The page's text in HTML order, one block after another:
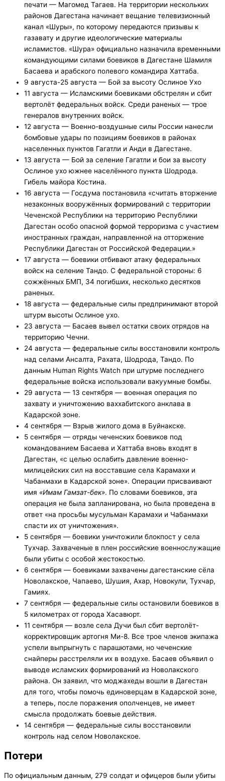
печати — Магомед Тагаев. На территории нескольких
районов Дагестана начинает вещание телевизионный
канал «Шуры», по которому передаются призывы к
газавату и другие идеологические материалы
исламистов. «Шура» официально назначила временными
командующими силами боевиков в Дагестане Шамиля
Басаева и арабского полевого командира Хаттаба.
9 августа-25 августа — Бой за высоту Ослиное Ухо
11 августа — Исламскими боевиками обстрелян и сбит
вертолёт федеральных войск. Среди раненых — трое
генералов внутренних войск.
12 августа — Военно-воздушные силы России нанесли
бомбовые удары по позициям боевиков в районах
населенных пунктов Гагатли и Анди в Дагестане.
13 августа — Бой за селение Гагатли и бои за высоту
Ослиное ухо южнее населённого пункта Шодрода.
Гибель майора Костина.
16 августа — Госдума постановила «считать вторжение
незаконных вооружённых формирований с территории
Чеченской Республики на территорию Республики
Дагестан особо опасной формой терроризма с участием
иностранных граждан, направленной на отторжение
Республики Дагестан от Российской Федерации.»
17 августа — боевики отбивают атаку федеральных
войск на селение Тандо. С федеральной стороны: 6
сожжённых БМП, 34 погибших, несколько десятков
раненых.
18 августа — федеральные силы предпринимают второй
штурм высоты Ослиное ухо.
23 августа — Басаев вывел остатки своих отрядов на
территорию Чечни.
24 августа — федеральные силы восстановили контроль
над селами Ансалта, Рахата, Шодрода, Тандо. По
данным Human Rights Watch при штурме последнего
федеральные войска использовали вакуумные бомбы.
29 августа — 13 сентября — военная операция по
захвату и уничтожению ваххабитского анклава в
Кадарской зоне.
4 сентября — Взрыв жилого дома в Буйнакске.
5 сентября — отряды чеченских боевиков под
командованием Басаева и Хаттаба вновь входят в
Дагестан, «с целью ослабить давление военно-
милицейских сил на восставшие села Карамахи и
Чабанмахи в Кадарской зоне». Операции присваивают
имя «Имам Гамзат-бек». По словами боевиков, эта
операция не была запланирована, но была проведена в
ответ «на просьбы мусульман Карамахи и Чабанмахи
спасти их от уничтожения».
5 сентября — боевики уничтожили блокпост у села
Тухчар. Захваченые в плен российские военнослужащие
были убиты с особой жестокостью.
6 сентября — боевиками захвачены дагестанские сёла
Новолакское, Чапаево, Шушия, Ахар, Новокули, Тухчар,
Гамиях.
7 сентября — федеральные силы остановили боевиков в
5 километрах от города Хасавюрт.
11 сентября — возле села Дучи был сбит вертолёт-
корректировщик артогня Ми-8. Все трое членов экипажа
успели выпрыгнуть с парашютами, но чеченские
снайперы расстреляли их в воздухе. Басаев объявил о
выводе исламских формирований из Новолакского
района. Он заявил, что моджахеды вошли в Дагестан
для того, чтобы помочь единоверцам в Кадарской зоне,
а теперь, после поражения ополченцев, не имеет
смысла продолжать боевые действия.
14 сентября — федеральные силы восстановили
контроль над селом Новолакское.
Потери
По официальным данным, 279 солдат и офицеров были убиты